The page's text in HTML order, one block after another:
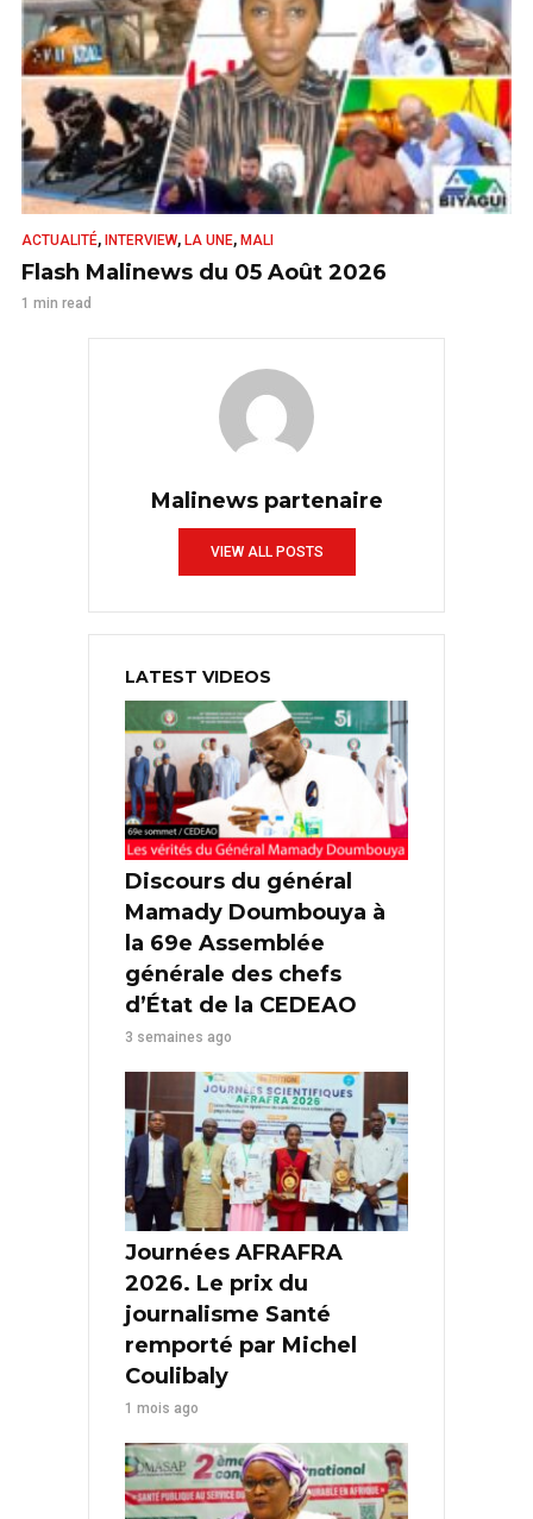
ACTUALITÉ, INTERVIEW, LA UNE, MALI
Flash Malinews du 05 Août 2026
1 min read
Malinews partenaire
VIEW ALL POSTS
LATEST VIDEOS
Discours du général
Mamady Doumbouya à
la 69e Assemblée
générale des chefs
d’État de la CEDEAO
3 semaines ago
Journées AFRAFRA
2026. Le prix du
journalisme Santé
remporté par Michel
Coulibaly
1 mois ago